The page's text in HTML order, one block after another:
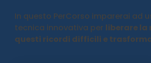
In questo PerCorso imparerai ad
tecnica innovativa per liberare la
questi ricordi difficili e